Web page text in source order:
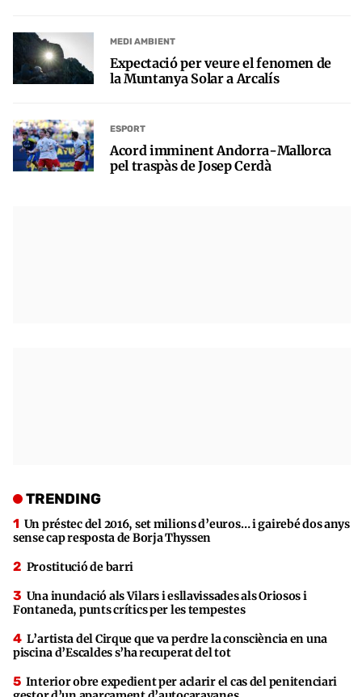
MEDI AMBIENT
Expectació per veure el fenomen de
la Muntanya Solar a Arcalís
ESPORT
Acord imminent Andorra-Mallorca
pel traspàs de Josep Cerdà
TRENDING
Un préstec del 2016, set milions d’euros… i gairebé dos anys
sense cap resposta de Borja Thyssen
Prostitució de barri
Una inundació als Vilars i esllavissades als Oriosos i
Fontaneda, punts crítics per les tempestes
L’artista del Cirque que va perdre la consciència en una
piscina d’Escaldes s’ha recuperat del tot
Interior obre expedient per aclarir el cas del penitenciari